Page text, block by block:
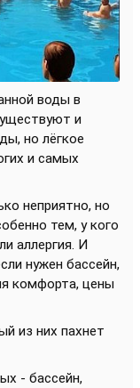
воды в
и
но лёгкое
и самых
неприятно, но
тем, у кого
аллергия. И
нужен бассейн,
комфорта, цены
из них пахнет
- бассейн,